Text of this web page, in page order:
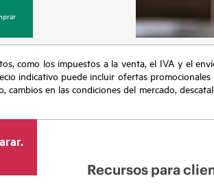
como los impuestos a la venta, el IVA y el
indicativo puede incluir ofertas
en las condiciones del mercado,
Recursos para